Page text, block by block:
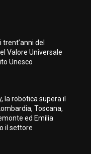
trent’anni del
Valore Universale
Unesco
la robotica supera il
Toscana,
ed Emilia
il settore